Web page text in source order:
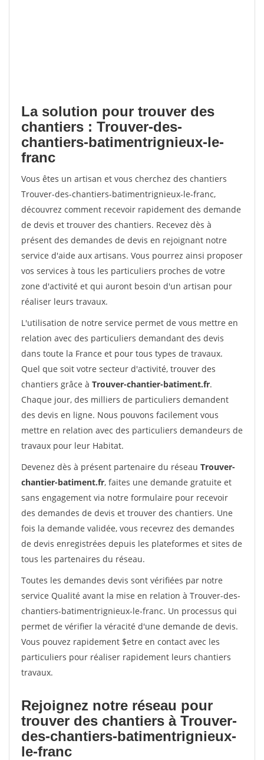
La solution pour trouver des
chantiers : Trouver-des-
chantiers-batimentrignieux-le-
franc
Vous êtes un artisan et vous cherchez des chantiers
Trouver-des-chantiers-batimentrignieux-le-franc,
découvrez comment recevoir rapidement des demande
de devis et trouver des chantiers. Recevez dès à
présent des demandes de devis en rejoignant notre
service d'aide aux artisans. Vous pourrez ainsi proposer
vos services à tous les particuliers proches de votre
zone d'activité et qui auront besoin d'un artisan pour
réaliser leurs travaux.
L'utilisation de notre service permet de vous mettre en
relation avec des particuliers demandant des devis
dans toute la France et pour tous types de travaux.
Quel que soit votre secteur d'activité, trouver des
chantiers grâce à Trouver-chantier-batiment.fr.
Chaque jour, des milliers de particuliers demandent
des devis en ligne. Nous pouvons facilement vous
mettre en relation avec des particuliers demandeurs de
travaux pour leur Habitat.
Devenez dès à présent partenaire du réseau Trouver-
chantier-batiment.fr, faites une demande gratuite et
sans engagement via notre formulaire pour recevoir
des demandes de devis et trouver des chantiers. Une
fois la demande validée, vous recevrez des demandes
de devis enregistrées depuis les plateformes et sites de
tous les partenaires du réseau.
Toutes les demandes devis sont vérifiées par notre
service Qualité avant la mise en relation à Trouver-des-
chantiers-batimentrignieux-le-franc. Un processus qui
permet de vérifier la véracité d'une demande de devis.
Vous pouvez rapidement $etre en contact avec les
particuliers pour réaliser rapidement leurs chantiers
travaux.
Rejoignez notre réseau pour
trouver des chantiers à Trouver-
des-chantiers-batimentrignieux-
le-franc